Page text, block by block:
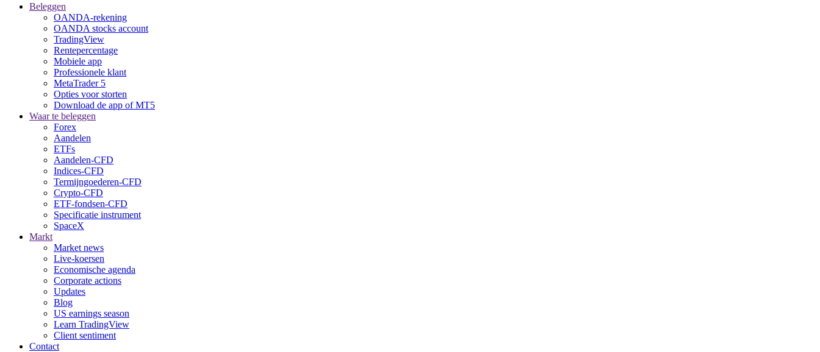
Beleggen
OANDA-rekening
OANDA stocks account
TradingView
Rentepercentage
Mobiele app
Professionele klant
MetaTrader 5
Opties voor storten
Download de app of MT5
Waar te beleggen
Forex
Aandelen
ETFs
Aandelen-CFD
Indices-CFD
Termijngoederen-CFD
Crypto-CFD
ETF-fondsen-CFD
Specificatie instrument
SpaceX
Markt
Market news
Live-koersen
Economische agenda
Corporate actions
Updates
Blog
US earnings season
Learn TradingView
Client sentiment
Contact